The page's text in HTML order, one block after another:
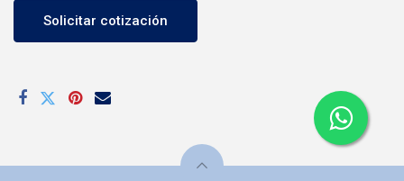
Solicitar cotización